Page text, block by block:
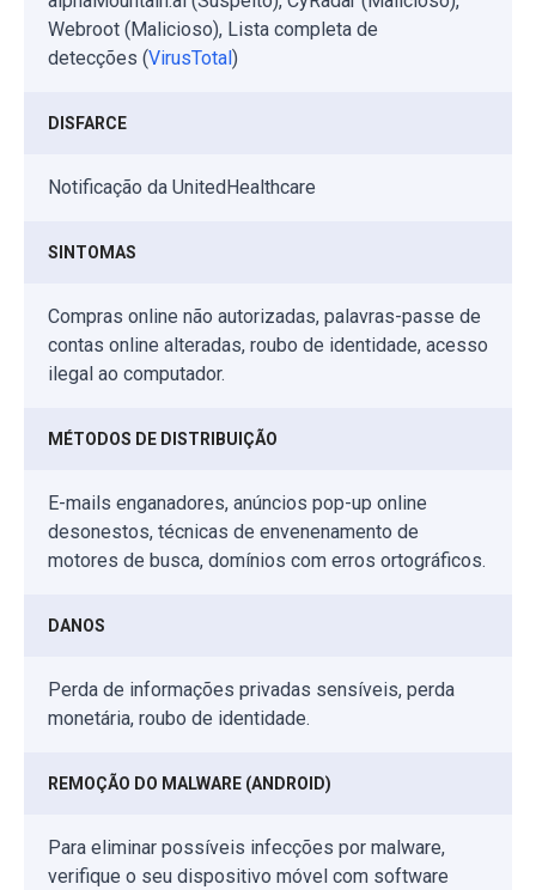
Webroot (Malicioso), Lista completa de
detecções (VirusTotal )
DISFARCE
Notificação da UnitedHealthcare
SINTOMAS
Compras online não autorizadas, palavras-passe de
contas online alteradas, roubo de identidade, acesso
ilegal ao computador.
MÉTODOS DE DISTRIBUIÇÃO
E-mails enganadores, anúncios pop-up online
desonestos, técnicas de envenenamento de
motores de busca, domínios com erros ortográficos.
DANOS
Perda de informações privadas sensíveis, perda
monetária, roubo de identidade.
REMOÇÃO DO MALWARE (ANDROID)
Para eliminar possíveis infecções por malware,
verifique o seu dispositivo móvel com software